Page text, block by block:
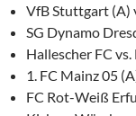
VfB Stuttgart (A)
SG Dynamo
Hallescher FC
1. FC Mainz 05
FC Rot-Weiß